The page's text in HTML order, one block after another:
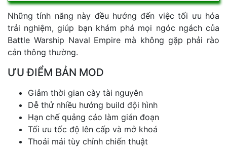
Những tính năng này đều hướng đến việc tối ưu hóa
trải nghiệm, giúp bạn khám phá mọi ngóc ngách của
Battle Warship Naval Empire mà không gặp phải rào
cản thông thường.
ƯU ĐIỂM BẢN MOD
Giảm thời gian cày tài nguyên
Dễ thử nhiều hướng build đội hình
Hạn chế quảng cáo làm gián đoạn
Tối ưu tốc độ lên cấp và mở khoá
Thoải mái tùy chỉnh chiến thuật